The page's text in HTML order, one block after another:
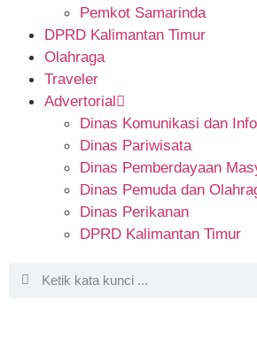
Pemkot Samarinda
DPRD Kalimantan Timur
Olahraga
Traveler
Advertorial
Dinas Komunikasi dan
Dinas Pariwisata
Dinas Pemberdayaan
Dinas Pemuda dan
Dinas Perikanan
DPRD Kalimantan Timur